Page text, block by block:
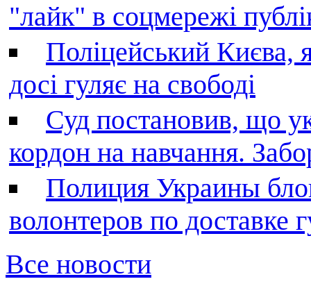
"лайк" в соцмережі
Поліцейський Києва,
досі гуляє на свободі
Суд постановив, що
кордон на навчання.
Полиция Украины
волонтеров по
Все новости